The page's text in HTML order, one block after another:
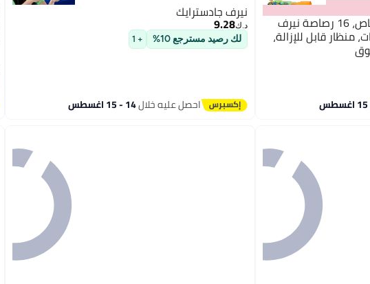
نيرف زومبي دريلر بندقية رصاص، 16 رصاصة نيرف
دوارة 5 رصاصات، منظار قابل للإزالة،
نيرف جادسترايك
د.ك‏9.28
لك رصيد مسترجع 10% + 1
احصل عليه خلال14 - 15 اغسطس